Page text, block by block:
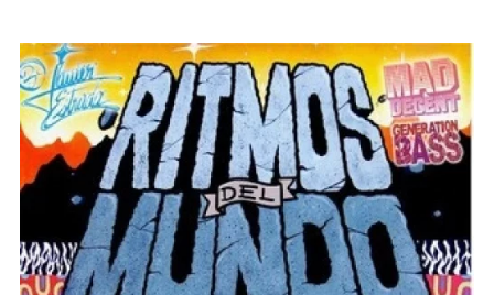
ARTISTI
CONCERTI
SHOP
RADIO